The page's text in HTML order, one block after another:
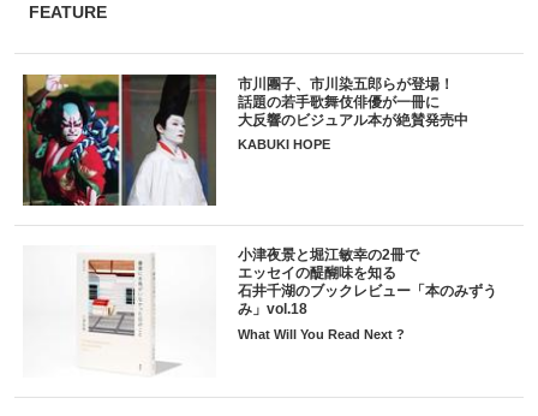
FEATURE
市川團子、市川染五郎らが登場！
話題の若手歌舞伎俳優が一冊に
大反響のビジュアル本が絶賛発売中
KABUKI HOPE
小津夜景と堀江敏幸の2冊で
エッセイの醍醐味を知る
石井千湖のブックレビュー「本のみずう
み」vol.18
What Will You Read Next ?